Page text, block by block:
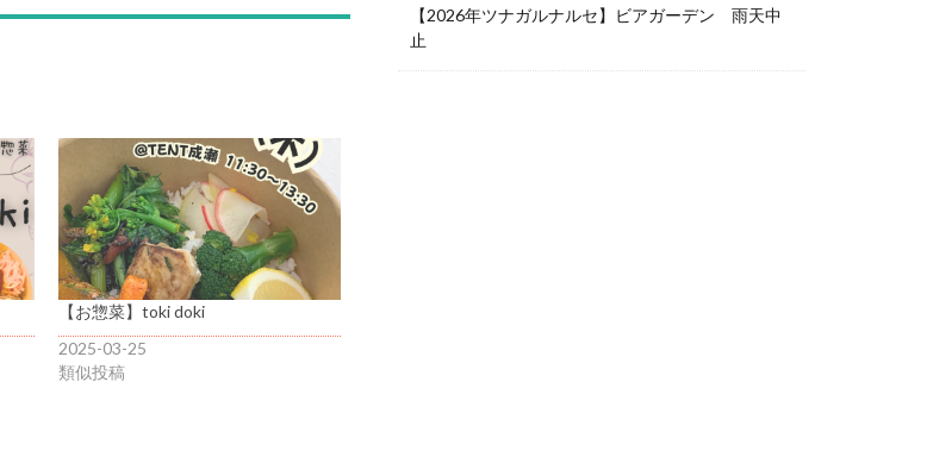
【お惣菜】toki doki
2025-03-25
類似投稿
【2026年ツナガルナルセ】ビアガーデン 雨天中
止